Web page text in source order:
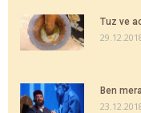
Tuz ve
Ben